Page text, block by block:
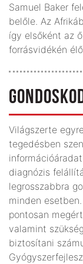
Samuel Baker
belőle. Az
így elsőként az
forrásvidékén
Világszerte
tegedésben
diagnózis
legrosszabbra
minden
pontosan
valamint
biztosítani